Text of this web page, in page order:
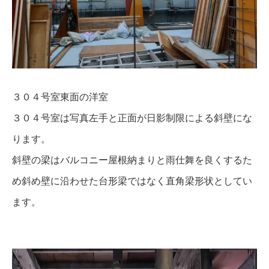
３０４号室東面の洋室
３０４号室は写真左手と正面が日影制限による斜壁にな
ります。
斜壁の梁はバルコニー屋根納まりと雨仕舞を良くするた
め斜め壁に沿わせた台形梁ではなく直角梁形状としてい
ます。